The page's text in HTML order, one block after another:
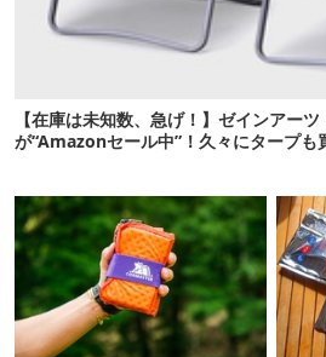
【在庫は未知数、急げ！】ゼインアー
が“Amazonセール中”！久々にタープも